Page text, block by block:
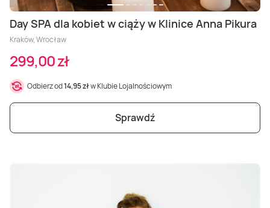
Day SPA dla kobiet w ciąży w Klinice Anna Pikura
Kraków, Wrocław
299,00 zł
Odbierz od14,95 złw Klubie Lojalnościowym
Sprawdź